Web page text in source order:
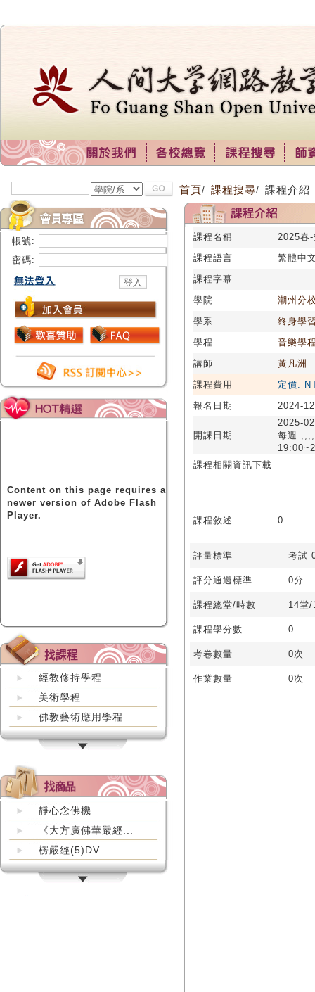
帳號:
密碼:
Content on this page requires a
newer version of Adobe Flash
Player.
經教修持學程
美術學程
佛教藝術應用學程
靜心念佛機
《大方廣佛華嚴經...
楞嚴經(5)DV...
首頁/ 課程搜尋/ 課程介紹
課程名稱
2025春
課程語言
繁體中
課程字幕
學院
潮州分
學系
終身學
學程
音樂學
講師
黃凡洲
課程費用
定價:
報名日期
2024-
開課日期
2025-
每週
課程相關資訊下載
課程敘述 0
評量標準 考試
評分通過標準 0分
課程總堂/時數 14堂/
課程學分數 0
考卷數量 0次
作業數量 0次